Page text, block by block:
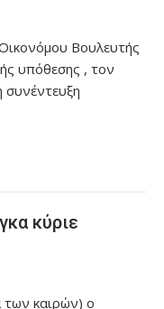
Βουλευτής
υπόθεσης , τον
συνέντευξη
κύριε
των καιρών) ο